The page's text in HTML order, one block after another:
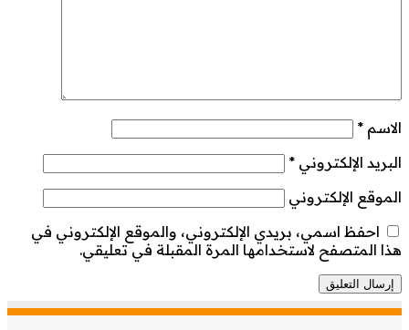
الاسم *
البريد الإلكتروني *
الموقع الإلكتروني
احفظ اسمي، بريدي الإلكتروني، والموقع الإلكتروني في
هذا المتصفح لاستخدامها المرة المقبلة في تعليقي.